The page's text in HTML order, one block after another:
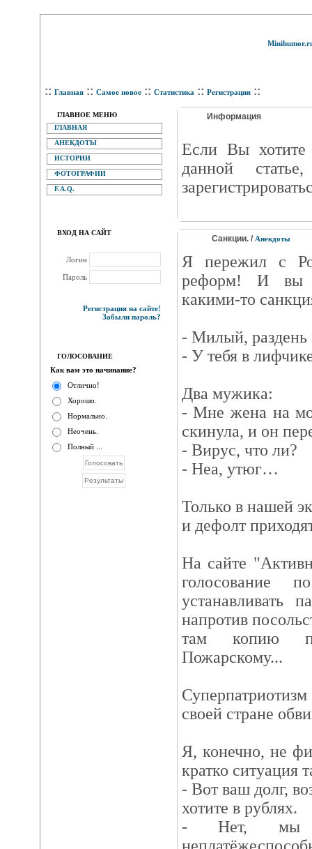
:: Главная :: Самое новое :: Статистика :: Регистрация ::
ГЛАВНОЕ МЕНЮ
ГЛАВНАЯ
АНЕКДОТЫ
ИСТОРИИ
ФОТОГРАФИИ
F.A.Q.
ВХОД НА САЙТ
Логин
Пароль
Регистрация на сайте!
Забыли пароль?
ГОЛОСОВАНИЕ
Как вам это начинание?
Отлично!
Хорошо.
Нормально.
Неочень.
Полный ...
Информация
Eсли Вы хотите
данной
Санкции. / Анекдоты
Я пережил с
реформ! И вы
какими-то
- Милый, раздень
- У тебя в
Два мужика:
- Мне жена на
скинула, и он
- Вирус, что ли?
- Неа, утюг…
Только в нашей
и дефолт
На сайте
голосование
устанавливать
напротив
там копию
Пожарскому...
своей стране
Я, конечно, не
кратко ситуация
- Вот ваш долг,
хотите в рублях.
- Нет, мы